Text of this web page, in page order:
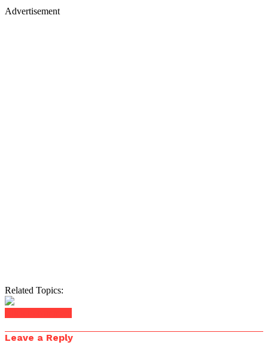
Advertisement
Related Topics:
Leave a Reply